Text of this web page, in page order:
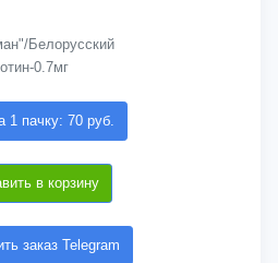
Белорусский
0.7мг
1 пачку: 70 руб.
в корзину
заказ Telegram